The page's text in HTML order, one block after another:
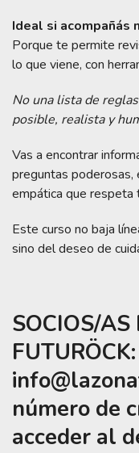
Ideal si acompañás
Porque te permite
lo que viene, con
No una lista de
posible, realista y
Vas a encontrar
preguntas poderosas,
empática que
Este curso no baja
sino del deseo de
SOCIOS/
número de
acceder al